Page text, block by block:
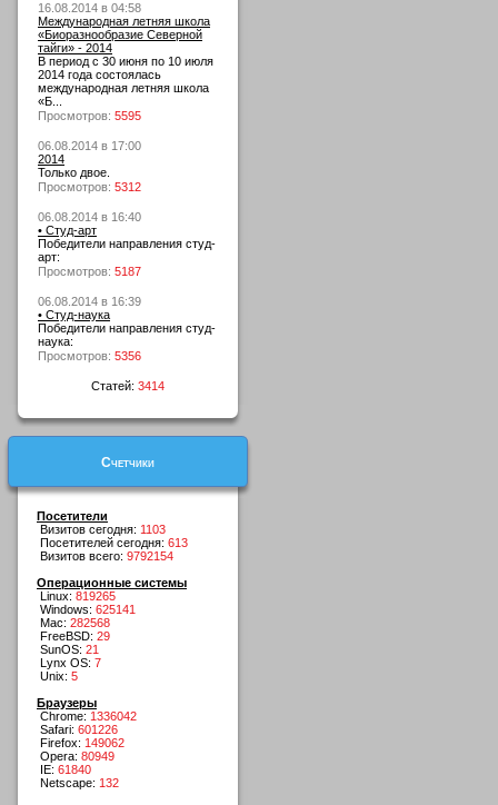
16.08.2014 в 04:58
Международная летняя школа
«Биоразнообразие Северной
тайги» - 2014
В период с 30 июня по 10 июля
2014 года состоялась
международная летняя школа
«Б...
Просмотров: 5595
06.08.2014 в 17:00
2014
Только двое.
Просмотров: 5312
06.08.2014 в 16:40
• Студ-арт
Победители направления студ-
арт:
Просмотров: 5187
06.08.2014 в 16:39
• Студ-наука
Победители направления студ-
наука:
Просмотров: 5356
Статей: 3414
Счетчики
Посетители
Визитов сегодня: 1103
Посетителей сегодня: 613
Визитов всего: 9792154
Операционные системы
Linux: 819265
Windows: 625141
Mac: 282568
FreeBSD: 29
SunOS: 21
Lynx OS: 7
Unix: 5
Браузеры
Chrome: 1336042
Safari: 601226
Firefox: 149062
Opera: 80949
IE: 61840
Netscape: 132